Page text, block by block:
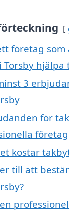
företag
hjälpa
3
för
företag
kostar
till att